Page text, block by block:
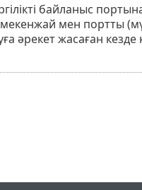
байланыс
мен портты
әрекет жасаған